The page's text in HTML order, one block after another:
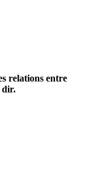
relations entre
dir.